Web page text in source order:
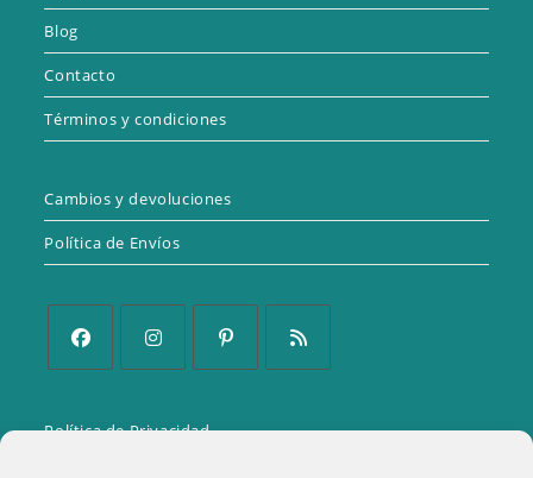
Blog
Contacto
Términos y condiciones
Cambios y devoluciones
Política de Envíos
Política de Privacidad